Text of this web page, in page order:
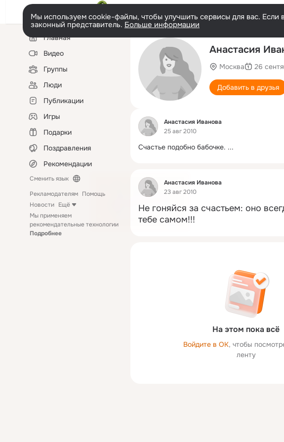
Мы используем cookie-файлы, чтобы улучшить сервисы для вас.
законный представитель. Больше информации
Левая
колонкаГлавная
Видео
Группы
Люди
Публикации
Игры
Подарки
Поздравления
Рекомендации
Сменить язык
Рекламодателям Помощь
Новости Ещё
Мы применяем
рекомендательные технологии
Подробнее
Анастасия
Москва 26
Добавить в друзья
Фид
Анастасия Иванова
25 авг 2010
Счастье подобно бабочке. ...
Фид
Анастасия Иванова
23 авг 2010
Не гоняйся за счастьем: оно
тебе самом!!!
На этом пока всё
Войдите в ОК, чтобы
ленту